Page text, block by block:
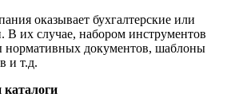
оказывает бухгалтерские или
В их случае, набором инструментов
нормативных документов, шаблоны
и т.д.